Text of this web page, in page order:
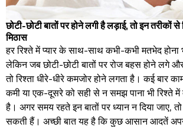
छोटी-छोटी बातों पर होने लगी है लड़ाई, तो इन तरीकों
मिठास
हर रिश्ते में प्यार के साथ-साथ कभी-कभी मतभेद होना
लेकिन जब छोटी-छोटी बातों पर रोज बहस होने लगे
तो रिश्ता धीरे-धीरे कमजोर होने लगता है। कई बार
कमी या एक-दूसरे को सही से न समझ पाना भी रिश्ते में
है। अगर समय रहते इन बातों पर ध्यान न दिया जाए,
सकती हैं। अच्छी बात यह है कि कुछ आसान आदतें